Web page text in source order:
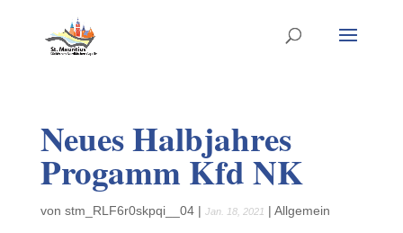
Neues Halbjahres
Progamm Kfd NK
von stm_RLF6r0skpqi__04| Jan. 18, 2021 | Allgemein